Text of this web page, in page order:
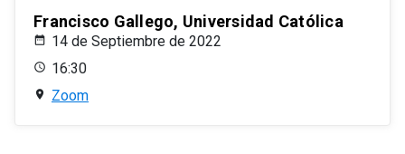
Francisco Gallego, Universidad Católica
14 de Septiembre de 2022
16:30
Zoom